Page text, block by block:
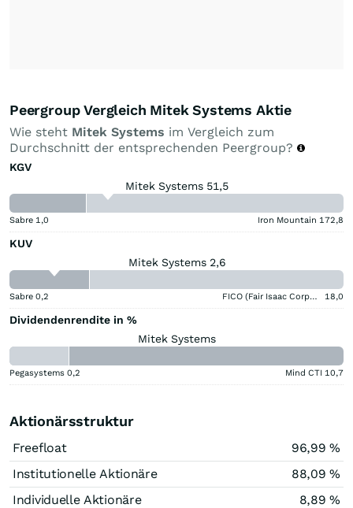
Peergroup Vergleich Mitek Systems Aktie
Wie steht Mitek Systems im Vergleich zum
Durchschnitt der entsprechenden Peergroup?
KGV
Mitek Systems 51,5
Sabre 1,0 Iron Mountain 172,8
KUV
Mitek Systems 2,6
Sabre 0,2 FICO (Fair Isaac Corporation) 18,0
Dividendenrendite in %
Mitek Systems
Pegasystems 0,2 Mind CTI 10,7
Aktionärsstruktur
Freefloat
96,99 %
Institutionelle Aktionäre
88,09 %
Individuelle Aktionäre
8,89 %